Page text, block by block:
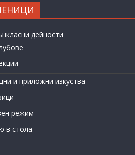
дейности
и приложни изкуства
режим
в стола